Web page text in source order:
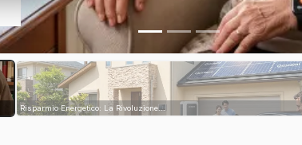
Risparmio Energetico: La Rivoluzione...